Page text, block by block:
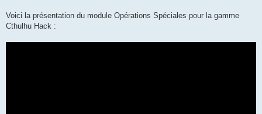
g
Voici la présentation du module Opérations Spéciales pour la gamme
Cthulhu Hack :